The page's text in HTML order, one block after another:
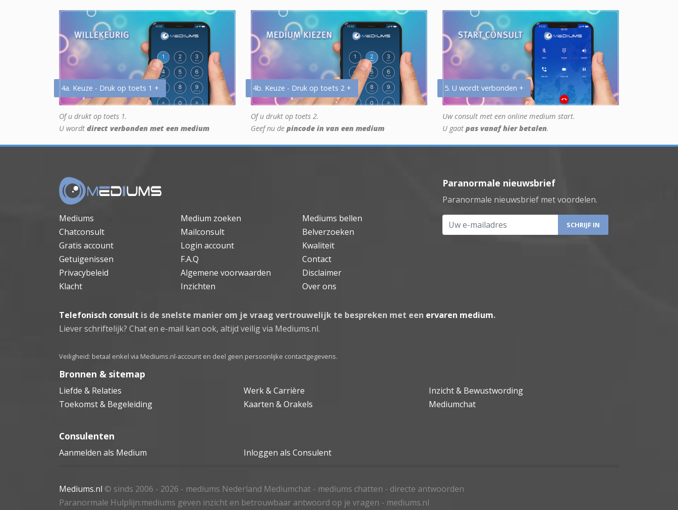
4a. Keuze - Druk op toets 1 +
Of u drukt op toets 1.
U wordt direct verbonden met een medium
4b. Keuze - Druk op toets 2 +
Of u drukt op toets 2.
Geef nu de pincode in van een medium
5. U wordt verbonden +
Uw consult met een online medium start.
U gaat pas vanaf hier betalen.
Mediums Medium zoeken
Mediums bellen
Chatconsult
Mailconsult
Belverzoeken
Gratis account
Login account
Kwaliteit
Getuigenissen
F.A.Q
Contact
Privacybeleid
Algemene voorwaarden
Disclaimer
Klacht
Inzichten Over ons
Paranormale nieuwsbrief
Paranormale nieuwsbrief met voordelen.
Uw e-mailadres
Telefonisch consult is de snelste manier om je vraag vertrouwelijk te bespreken met een ervaren medium.
Liever schriftelijk? Chat en e-mail kan ook, altijd veilig via Mediums.nl.
Veiligheid: betaal enkel via Mediums.nl-account en deel geen persoonlijke contactgegevens.
Bronnen & sitemap
Liefde & Relaties Werk & Carrière
Inzicht & Bewustwording
Toekomst & Begeleiding
Kaarten & Orakels Mediumchat
Consulenten
Aanmelden als Medium Inloggen als Consulent
Mediums.nl © sinds 2006 - 2026 - mediums Nederland Mediumchat - mediums chatten - directe antwoorden
Paranormale Hulplijn:mediums geven inzicht en betrouwbaar antwoord op je vragen - mediums.nl